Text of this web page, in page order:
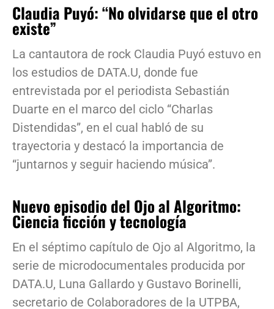
Claudia Puyó: “No olvidarse que el otro
existe”
La cantautora de rock Claudia Puyó estuvo en
los estudios de DATA.U, donde fue
entrevistada por el periodista Sebastián
Duarte en el marco del ciclo “Charlas
Distendidas”, en el cual habló de su
trayectoria y destacó la importancia de
“juntarnos y seguir haciendo música”.
Nuevo episodio del Ojo al Algoritmo:
Ciencia ficción y tecnología
En el séptimo capítulo de Ojo al Algoritmo, la
serie de microdocumentales producida por
DATA.U, Luna Gallardo y Gustavo Borinelli,
secretario de Colaboradores de la UTPBA,